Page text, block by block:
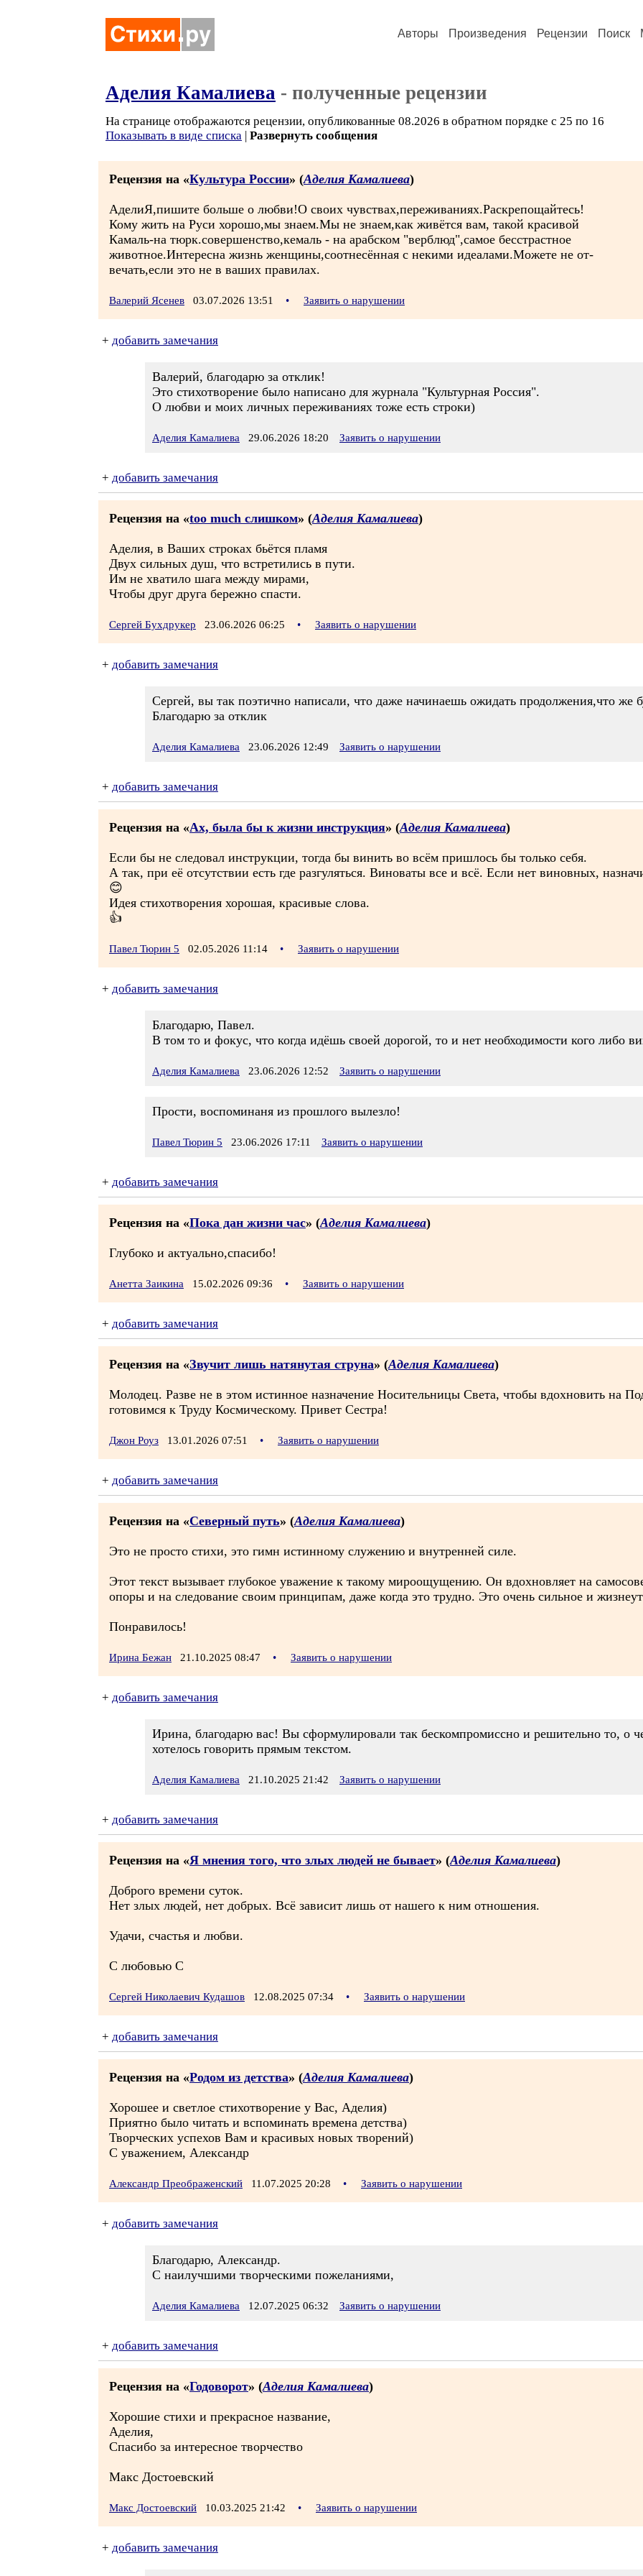
Авторы Произведения Рецензии Поиск
Аделия Камалиева - полученные рецензии
На странице отображаются рецензии, опубликованные 08.2026 в обратном порядке с 25 по 16
Показывать в виде списка | Развернуть сообщения
Рецензия на «Культура России» (Аделия Камалиева)
АделиЯ,пишите больше о любви!О своих чувствах,переживаниях.Раскрепощайтесь!
Кому жить на Руси хорошо,мы знаем.Мы не знаем,как живётся вам, такой красивой
Камаль-на тюрк.совершенство,кемаль - на арабском "верблюд",самое бесстрастное
животное.Интересна жизнь женщины,соотнесённая с некими идеалами.Можете не от-
вечать,если это не в ваших правилах.
Валерий Ясенев 03.07.2026 13:51 • Заявить о нарушении
+ добавить замечания
Валерий, благодарю за отклик!
Это стихотворение было написано для журнала "Культурная Россия".
О любви и моих личных переживаниях тоже есть строки)
Аделия Камалиева 29.06.2026 18:20 Заявить о нарушении
+ добавить замечания
Рецензия на «too much слишком» (Аделия Камалиева)
Аделия, в Ваших строках бьётся пламя
Двух сильных душ, что встретились в пути.
Им не хватило шага между мирами,
Чтобы друг друга бережно спасти.
Сергей Бухдрукер 23.06.2026 06:25 • Заявить о нарушении
+ добавить замечания
Сергей, вы так поэтично написали, что даже начинаешь ожидать продолжения,что же
Благодарю за отклик
Аделия Камалиева 23.06.2026 12:49 Заявить о нарушении
+ добавить замечания
Рецензия на «Ах, была бы к жизни инструкция» (Аделия Камалиева)
Если бы не следовал инструкции, тогда бы винить во всём пришлось бы только себя.
А так, при её отсутствии есть где разгуляться. Виноваты все и всё. Если нет виновных,
😊
Идея стихотворения хорошая, красивые слова.
👍
Павел Тюрин 5 02.05.2026 11:14 • Заявить о нарушении
+ добавить замечания
Благодарю, Павел.
В том то и фокус, что когда идёшь своей дорогой, то и нет необходимости кого либо
Аделия Камалиева 23.06.2026 12:52 Заявить о нарушении
Прости, воспоминаня из прошлого вылезло!
Павел Тюрин 5 23.06.2026 17:11 Заявить о нарушении
+ добавить замечания
Рецензия на «Пока дан жизни час» (Аделия Камалиева)
Глубоко и актуально,спасибо!
Анетта Заикина 15.02.2026 09:36 • Заявить о нарушении
+ добавить замечания
Рецензия на «Звучит лишь натянутая струна» (Аделия Камалиева)
Молодец. Разве не в этом истинное назначение Носительницы Света, чтобы вдохновить на
готовимся к Труду Космическому. Привет Сестра!
Джон Роуз 13.01.2026 07:51 • Заявить о нарушении
+ добавить замечания
Рецензия на «Северный путь» (Аделия Камалиева)
Это не просто стихи, это гимн истинному служению и внутренней силе.
Этот текст вызывает глубокое уважение к такому мироощущению. Он вдохновляет на
опоры и на следование своим принципам, даже когда это трудно. Это очень сильное и
Понравилось!
Ирина Бежан 21.10.2025 08:47 • Заявить о нарушении
+ добавить замечания
Ирина, благодарю вас! Вы сформулировали так бескомпромиссно и решительно то, о
хотелось говорить прямым текстом.
Аделия Камалиева 21.10.2025 21:42 Заявить о нарушении
+ добавить замечания
Рецензия на «Я мнения того, что злых людей не бывает» (Аделия Камалиева)
Доброго времени суток.
Нет злых людей, нет добрых. Всё зависит лишь от нашего к ним отношения.
Удачи, счастья и любви.
С любовью С
Сергей Николаевич Кудашов 12.08.2025 07:34 • Заявить о нарушении
+ добавить замечания
Рецензия на «Родом из детства» (Аделия Камалиева)
Хорошее и светлое стихотворение у Вас, Аделия)
Приятно было читать и вспоминать времена детства)
Творческих успехов Вам и красивых новых творений)
С уважением, Александр
Александр Преображенский 11.07.2025 20:28 • Заявить о нарушении
+ добавить замечания
Благодарю, Александр.
С наилучшими творческими пожеланиями,
Аделия Камалиева 12.07.2025 06:32 Заявить о нарушении
+ добавить замечания
Рецензия на «Годоворот» (Аделия Камалиева)
Хорошие стихи и прекрасное название,
Аделия,
Спасибо за интересное творчество
Макс Достоевский
Макс Достоевский 10.03.2025 21:42 • Заявить о нарушении
+ добавить замечания